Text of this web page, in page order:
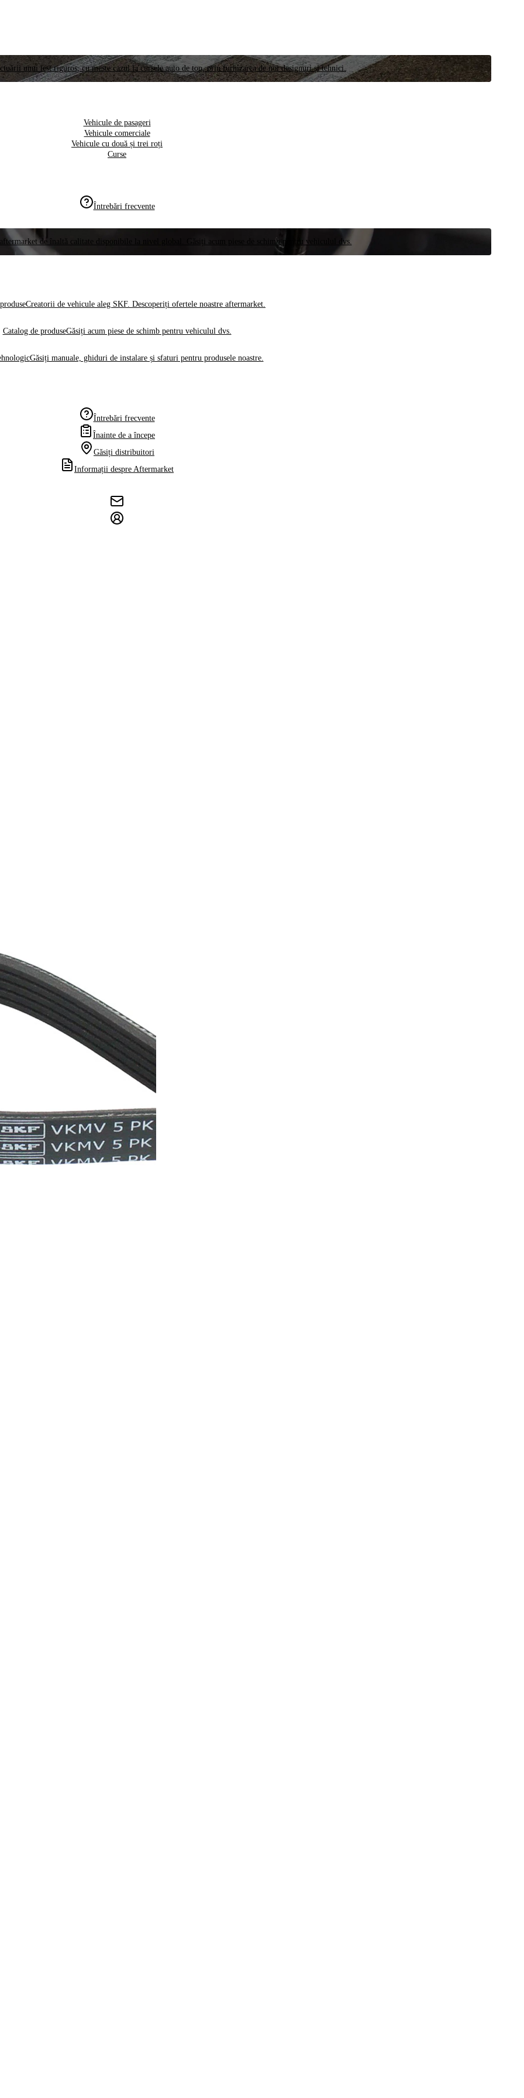
unui test riguros, cu meste cazul la cursele auto de top, prin furnizarea de noi designuri și tehnici.
Vehicule de pasageri
Vehicule comerciale
Vehicule cu două și trei roți
Curse
Întrebări frecvente
de înaltă calitate disponibile la nivel global. Găsiți acum piese de schimb pentru vehiculul dvs.
Creatorii de vehicule aleg SKF. Descoperiți ofertele noastre aftermarket.
Catalog de produseGăsiți acum piese de schimb pentru vehiculul dvs.
Găsiți manuale, ghiduri de instalare și sfaturi pentru produsele noastre.
Întrebări frecvente
Înainte de a începe
Găsiți distribuitori
Informații despre Aftermarket